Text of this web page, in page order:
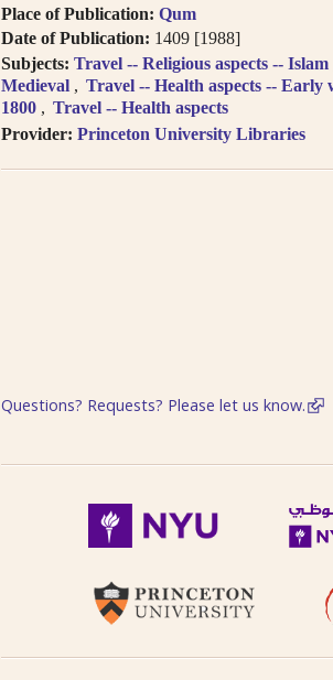
Place of Publication: Qum
Date of Publication: 1409 [1988]
Subjects: Travel -- Religious aspects -- Islam
Medieval
Travel -- Health aspects -- Early
1800
Travel -- Health aspects
Provider: Princeton University Libraries
Questions? Requests? Please let us know.